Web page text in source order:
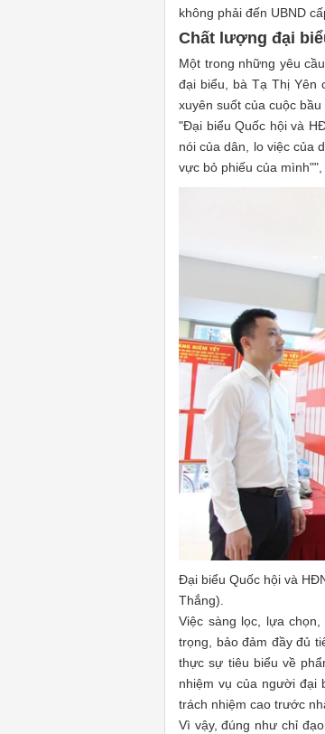
không phải đến UBND
Chất lượng đại
Một trong những yêu
đại biểu, bà Tạ Thị Yên
xuyên suốt của cuộc
"Đại biểu Quốc hội và
nói của dân, lo việc của
vực bỏ phiếu của
Đại biểu Quốc hội và
Thắng).
Việc sàng lọc, lựa
trọng, bảo đảm đầy đủ
thực sự tiêu biểu về
nhiệm vụ của người đại
trách nhiệm cao trước
Vì vậy, đúng như chỉ